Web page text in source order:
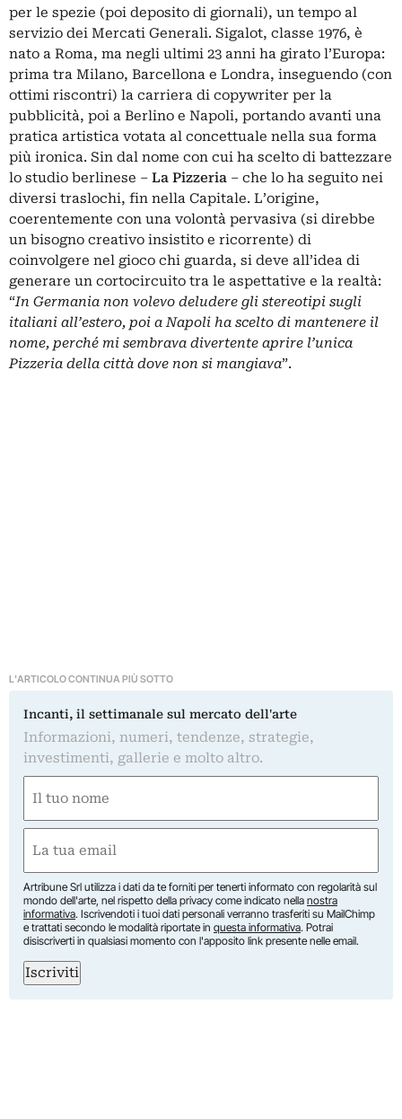
per le spezie (poi deposito di giornali), un tempo al
servizio dei Mercati Generali. Sigalot, classe 1976, è
nato a Roma, ma negli ultimi 23 anni ha girato l’Europa:
prima tra Milano, Barcellona e Londra, inseguendo (con
ottimi riscontri) la carriera di copywriter per la
pubblicità, poi a Berlino e Napoli, portando avanti una
pratica artistica votata al concettuale nella sua forma
più ironica. Sin dal nome con cui ha scelto di battezzare
lo studio berlinese – La Pizzeria – che lo ha seguito nei
diversi traslochi, fin nella Capitale. L’origine,
coerentemente con una volontà pervasiva (si direbbe
un bisogno creativo insistito e ricorrente) di
coinvolgere nel gioco chi guarda, si deve all’idea di
generare un cortocircuito tra le aspettative e la realtà:
“In Germania non volevo deludere gli stereotipi sugli
italiani all’estero, poi a Napoli ha scelto di mantenere il
nome, perché mi sembrava divertente aprire l’unica
Pizzeria della città dove non si mangiava”.
L'ARTICOLO CONTINUA PIÙ SOTTO
Incanti, il settimanale sul mercato dell'arte
Informazioni, numeri, tendenze, strategie,
investimenti, gallerie e molto altro.
(Obbligatorio)
Nome
(Obbligatorio)
Artribune Srl utilizza i dati da te forniti per tenerti informato con regolarità sul
mondo dell'arte, nel rispetto della privacy come indicato nella nostra
informativa. Iscrivendoti i tuoi dati personali verranno trasferiti su MailChimp
e trattati secondo le modalità riportate in questa informativa. Potrai
disiscriverti in qualsiasi momento con l'apposito link presente nelle email.
Iscriviti